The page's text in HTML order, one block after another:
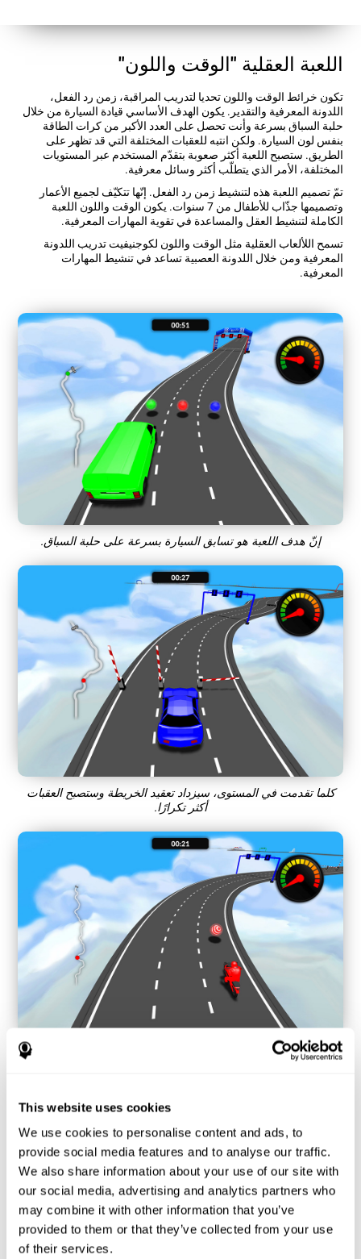
This website uses cookies
We use cookies to personalise content and ads, to
provide social media features and to analyse our traffic.
We also share information about your use of our site with
our social media, advertising and analytics partners who
may combine it with other information that you’ve
provided to them or that they’ve collected from your use
of their services.
اللعبة العقلية "الوقت واللون"
تكون خرائط الوقت واللون تحديا لتدريب المراقبة، زمن رد الفعل،
اللدونة المعرفية والتقدير. يكون الهدف الأساسي قيادة السيارة من خلال
حلبة السباق بسرعة وأنت تحصل على العدد الأكبر من كرات الطاقة
بنفس لون السيارة. ولكن انتبه للعقبات المختلفة التي قد تظهر على
الطريق. ستصبح اللعبة أكثر صعوبة بتقدّم المستخدم عبر المستويات
المختلفة، الأمر الذي يتطلّب أكثر وسائل معرفية.
تمّ تصميم اللعبة هذه لتنشيط زمن رد الفعل. إنّها تتكيّف لجميع الأعمار
وتصميمها جذّاب للأطفال من 7 سنوات. يكون الوقت واللون اللعبة
الكاملة لتنشيط العقل والمساعدة في تقوية المهارات المعرفية.
تسمح اللألعاب العقلية مثل الوقت واللون لكوجنيفيت تدريب اللدونة
المعرفية ومن خلال اللدونة العصبية تساعد في تنشيط المهارات
المعرفية.
إنّ هدف اللعبة هو تسابق السيارة بسرعة على حلبة السباق.
كلما تقدمت في المستوى، سيزداد تعقيد الخريطة وستصبح العقبات
أكثر تكرارًا.
يجب أن تحاول الحصول على الكرات الإضافية من نفس لون السيارة.
لماذا تكون الألعاب مثل "الوقتو اللون"
محبوبة؟ - التاريخ
تعتمد اللعبة الوقت واللون على ألعاب السباق على أسلوب أركادي ينشّط
فيها اللاعب لقيادة السيارة بسرعة مستقرة وبالانزلاق على المنحنيات
باصطدام الأشياء أو تجنّب العقبات.
قرّر فريد علماء الأعصاب لكوجنيفيت اتخاذ الفكر هذا وتطوّر لعبة مسلية
تساعد المستخدم في إحياء تجربة أركادي وتدريب المهارات المعرفية.